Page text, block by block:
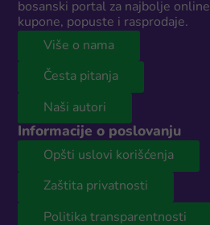
bosanski portal za najbolje online
kupone, popuste i rasprodaje.
Više o nama
Česta pitanja
Naši autori
Informacije o poslovanju
Opšti uslovi korišćenja
Zaštita privatnosti
Politika transparentnosti